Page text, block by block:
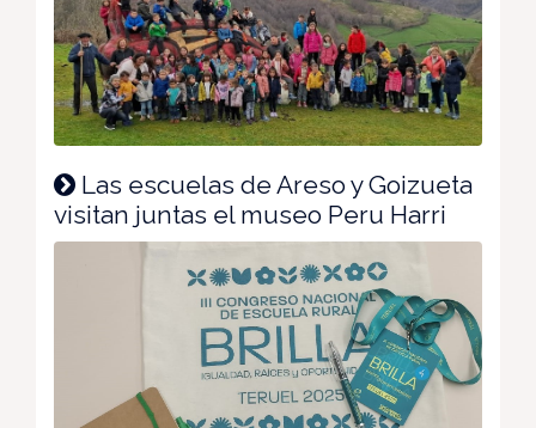
Las escuelas de Areso y Goizueta
visitan juntas el museo Peru Harri